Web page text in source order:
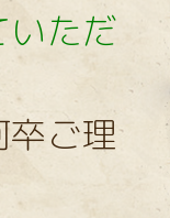
ただ
ご理